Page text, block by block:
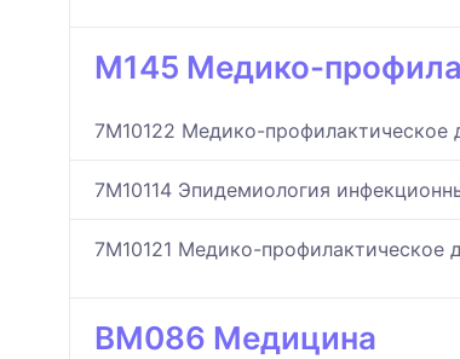
M145 Медико-
7M10122 Медико-профилактическое
7M10114 Эпидемиология
7M10121 Медико-профилактическое
BM086 Медицина